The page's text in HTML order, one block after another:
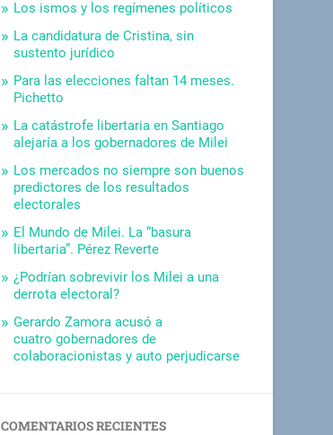
Los ismos y los regímenes políticos
La candidatura de Cristina, sin
sustento jurídico
Para las elecciones faltan 14 meses.
Pichetto
La catástrofe libertaria en Santiago
alejaría a los gobernadores de Milei
Los mercados no siempre son buenos
predictores de los resultados
electorales
El Mundo de Milei. La “basura
libertaria”. Pérez Reverte
¿Podrían sobrevivir los Milei a una
derrota electoral?
Gerardo Zamora acusó a
cuatro gobernadores de
colaboracionistas y auto perjudicarse
COMENTARIOS RECIENTES